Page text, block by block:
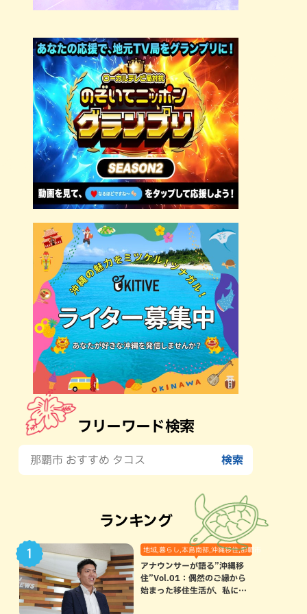
フリーワード検索
ランキング
地域,暮らし,本島南部,沖縄移住,那覇市
アナウンサーが語る”沖縄移
住”Vol.01：偶然のご縁から
始まった移住生活が、私にと